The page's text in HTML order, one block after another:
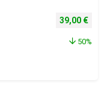
Izvorna
39,00 €
50%